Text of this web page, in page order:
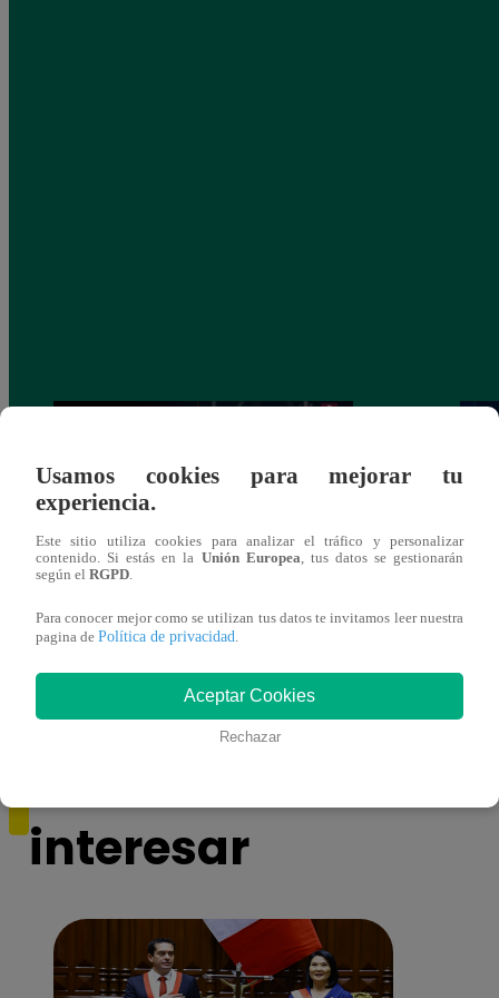
Yo Soy 10 Años: conoce al primer
imitador eliminado de la temporada
interesar
Usamos cookies para mejorar tu
experiencia.
Este sitio utiliza cookies para analizar el tráfico y personalizar
contenido. Si estás en la Unión Europea , tus datos se gestionarán
según el RGPD
Para conocer mejor como se utilizan tus datos te invitamos leer nuestra
pagina de Política de privacidad
Aceptar Cookies
Rechazar